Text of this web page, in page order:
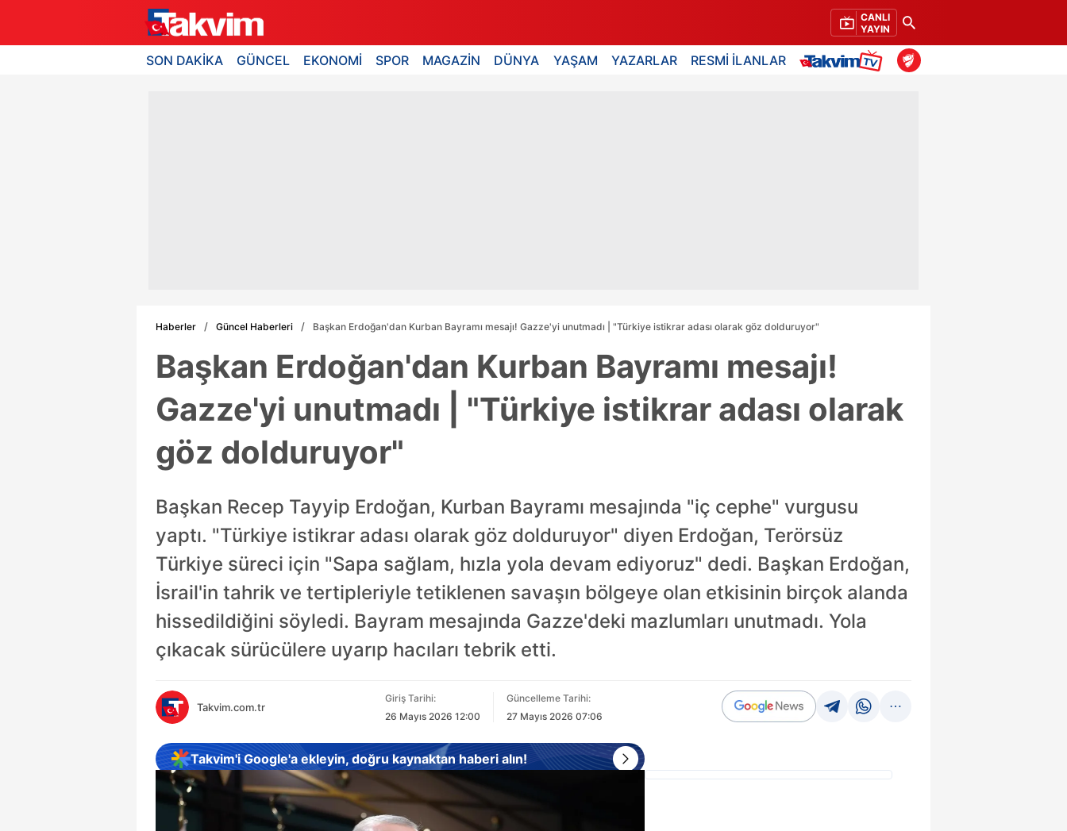
CANLI
YAYIN
SON DAKİKA GÜNCEL EKONOMİ SPOR MAGAZİN DÜNYA YAŞAM YAZARLAR RESMİ İLANLAR
Haberler Güncel Haberleri Başkan Erdoğan'dan Kurban Bayramı mesajı! Gazze'yi unutmadı | "Türkiye istikrar adası olarak göz dolduruyor"
Başkan Erdoğan'dan Kurban Bayramı mesajı!
Gazze'yi unutmadı | "Türkiye istikrar adası olarak
göz dolduruyor"
Başkan Recep Tayyip Erdoğan, Kurban Bayramı mesajında "iç cephe" vurgusu
yaptı. "Türkiye istikrar adası olarak göz dolduruyor" diyen Erdoğan, Terörsüz
Türkiye süreci için "Sapa sağlam, hızla yola devam ediyoruz" dedi. Başkan Erdoğan,
İsrail'in tahrik ve tertipleriyle tetiklenen savaşın bölgeye olan etkisinin birçok alanda
hissedildiğini söyledi. Bayram mesajında Gazze'deki mazlumları unutmadı. Yola
çıkacak sürücülere uyarıp hacıları tebrik etti.
Takvim.com.tr
Giriş Tarihi:
26 Mayıs 2026 12:00
Güncelleme Tarihi:
27 Mayıs 2026 07:06
Takvim'i Google'a ekleyin, doğru kaynaktan haberi alın!